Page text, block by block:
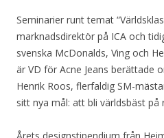
Seminarier runt temat
marknadsdirektör på ICA och
svenska McDonalds, Ving och
är VD för Acne Jeans berättade
Henrik Roos, flerfaldig SM-
sitt nya mål: att bli världsbäst på